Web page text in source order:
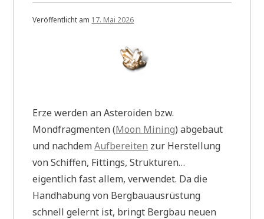
Veröffentlicht am 17. Mai 2026
Erze werden an Asteroiden bzw.
Mondfragmenten (Moon Mining) abgebaut
und nachdemAufbereiten zur Herstellung
von Schiffen, Fittings, Strukturen…
eigentlich fast allem, verwendet. Da die
Handhabung von Bergbauausrüstung
schnell gelernt ist, bringt Bergbau neuen